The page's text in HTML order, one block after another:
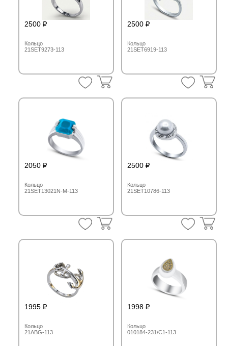
2500
Кольцо
21SET6919-113
2500
Кольцо
21SET9273-113
2500
Кольцо
21SET10786-113
2050
Кольцо
21SET13021N-M-113
1998
Кольцо
010184-231/C1-113
1995
Кольцо
21ABG-113